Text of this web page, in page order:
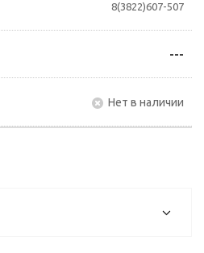
8(3822)607-507
---
Нет в наличии